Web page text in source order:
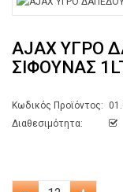
AJAX ΥΓΡΟ
ΣΙΦΟΥΝΑΣ
Κωδικός Προϊόντος:
Διαθεσιμότητα: